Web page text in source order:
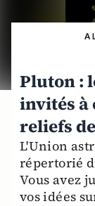
A
Pluton :
invités à
reliefs
L'Union
répertorié
Vous avez
vos idées